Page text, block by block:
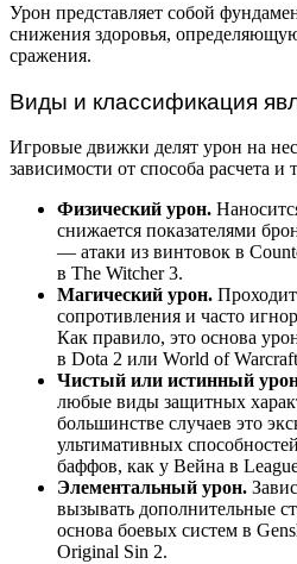
Урон представляет собой
снижения здоровья,
сражения.
Виды и классификация
Игровые движки делят урон на
зависимости от способа расчета и
Физический урон.
снижается показателями
— атаки из винтовок в
в The Witcher 3.
Магический урон.
сопротивления и часто
Как правило, это основа
в Dota 2 или World of
Чистый или истинный
любые виды защитных
большинстве случаев это
ультимативных
баффов, как у Вейна в
Элементальный урон.
вызывать дополнительные
основа боевых систем в
Original Sin 2.